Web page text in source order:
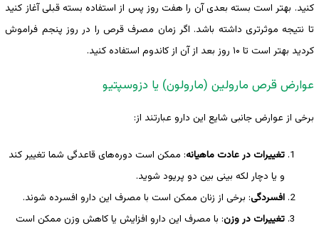
کنید. بهتر است بسته بعدی آن را هفت روز پس از استفاده بسته قبلی آغاز کنید
تا نتیجه موثرتری داشته باشد. اگر زمان مصرف قرص را در روز پنجم فراموش
کردید بهتر است تا ۱۰ روز بعد از آن از کاندوم استفاده کنید.
عوارض قرص مارولین (مارولون) یا دزوسپتیو
برخی از عوارض جانبی شایع این دارو عبارتند از:
تغییرات در عادت ماهیانه: ممکن است دوره‌های قاعدگی شما تغییر کند
و یا دچار لکه بینی بین دو پریود شوید.
افسردگی: برخی از زنان ممکن است با مصرف این دارو افسرده شوند.
تغییرات در وزن: با مصرف این دارو افزایش یا کاهش وزن ممکن است